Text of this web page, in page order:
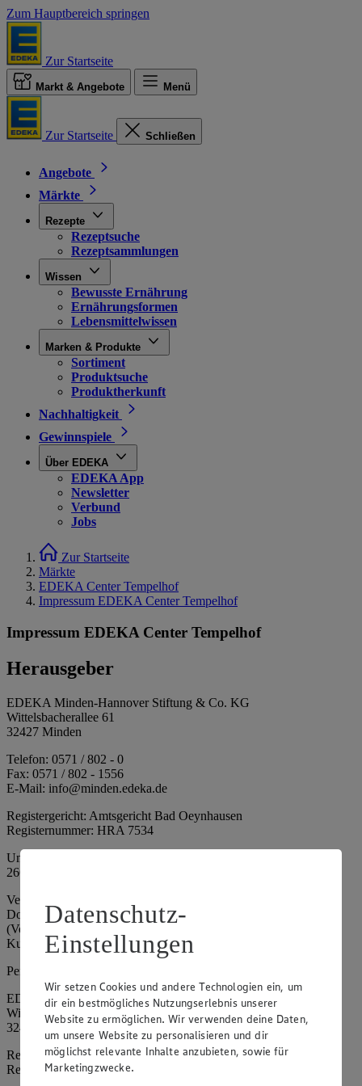
Zum Hauptbereich springen
Zur Startseite
Markt & Angebote Menü
Zur Startseite Schließen
Angebote
Märkte
Rezepte
Rezeptsuche
Rezeptsammlungen
Wissen
Bewusste Ernährung
Ernährungsformen
Lebensmittelwissen
Marken & Produkte
Sortiment
Produktsuche
Produktherkunft
Nachhaltigkeit
Gewinnspiele
Über EDEKA
EDEKA App
Newsletter
Verbund
Jobs
Zur Startseite
Märkte
EDEKA Center Tempelhof
Impressum EDEKA Center Tempelhof
Impressum EDEKA Center Tempelhof
Herausgeber
EDEKA Minden-Hannover Stiftung & Co. KG
Wittelsbacherallee 61
32427 Minden
Telefon: 0571 / 802 - 0
Fax: 0571 / 802 - 1556
E-Mail: info@minden.edeka.de
Registergericht: Amtsgericht Bad Oeynhausen
Registernummer: HRA 7534
Umsatzsteuer-Identifikationsnummer gem. § 27a UStG: DE
266067317
Vertretungsberechtigte: Mark Rosenkranz (Sprecher), Eileen
Dominique Klingsiek (Vorstandsmitglied), Ulf-U. Plath
(Vorstandsmitglied), Stephan Wohler (Vorstandsmitglied), Marc
Kuhlmann (Aufsichtsratsvorsitzender)
Persönlich haftende Gesellschafterin:
EDEKA Minden-Hannover Holding GmbH
Wittelsbacherallee 61
32427 Minden
Registergericht: Amtsgericht Bad Oeynhausen
Registernummer: HRB 4086
Datenschutz-
Einstellungen
Wir setzen Cookies und andere Technologien ein, um
dir ein bestmögliches Nutzungserlebnis unserer
Website zu ermöglichen. Wir verwenden deine Daten,
um unsere Website zu personalisieren und dir
möglichst relevante Inhalte anzubieten, sowie für
Marketingzwecke.